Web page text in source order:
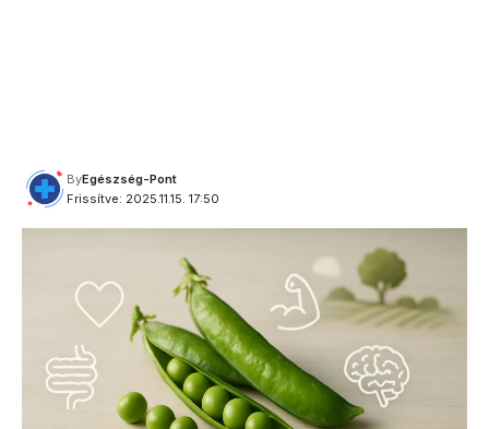
Frissítve: 2025.11.15. 17:50
ByEgészség-Pont